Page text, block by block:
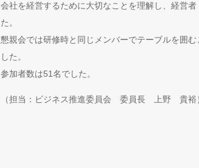
会社を経営するために大切なことを理解し、経営
た。
懇親会では研修時と同じメンバーでテーブルを囲
した。
参加者数は51名でした。
（担当：ビジネス推進委員会 委員長 上野 貴裕